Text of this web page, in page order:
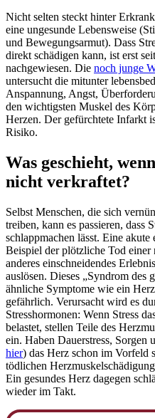
Nicht selten steckt hinter
eine ungesunde Lebensweise
und Bewegungsarmut). Dass
direkt schädigen kann, ist erst
nachgewiesen. Die noch junge
untersucht die mitunter
Anspannung, Angst,
den wichtigsten Muskel des
Herzen. Der gefürchtete Infarkt
Risiko.
Was geschieht,
nicht verkraftet?
Selbst Menschen, die sich
treiben, kann es passieren, dass
schlappmachen lässt. Eine
Beispiel der plötzliche Tod einer
anderes einschneidendes
auslösen. Dieses „Syndrom des
ähnliche Symptome wie ein
gefährlich. Verursacht wird es
Stresshormonen: Wenn Stress
belastet, stellen Teile des
ein. Haben Dauerstress, Sorgen
hier) das Herz schon im Vorfeld
tödlichen
Ein gesundes Herz dagegen
wieder im Takt.